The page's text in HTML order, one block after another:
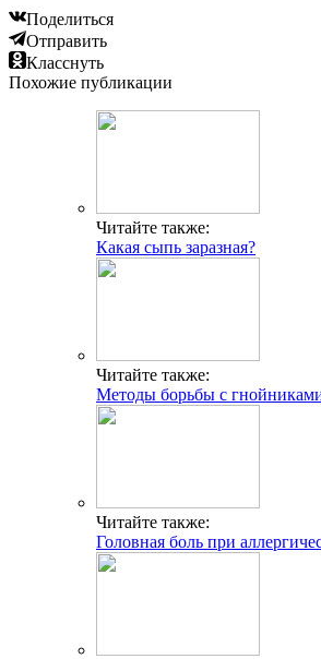
Поделиться
Отправить
Класснуть
Похожие публикации
Читайте также:
Какая сыпь заразная?
Читайте также:
Методы борьбы с
Читайте также:
Головная боль при